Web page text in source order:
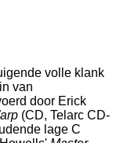
volle klank
van
door Erick
(CD, Telarc CD-
lage C